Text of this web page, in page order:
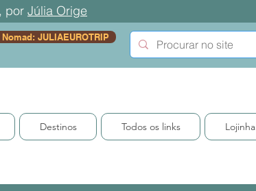
por Júlia Orige
JULIAEUROTRIP
Destinos Todos os links Lojinha